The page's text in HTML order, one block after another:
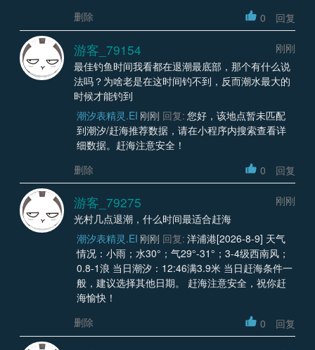
删除
0 回复
游客_79154
刚刚
最佳钓鱼时间我看都在退潮最底部，那个有什么说
法吗？为啥老是在这时间钓不到，反而潮水最大的
时候才能钓到
潮汐表精灵.EI 刚刚 回复: 您好，该地点暂未匹配
到潮汐/赶海推荐数据，请在小程序内搜索查看详
细数据。赶海注意安全！
删除
0 回复
游客_79275
刚刚
光村几点退潮，什么时间最适合赶海
潮汐表精灵.EI 刚刚 回复: 洋浦港[2026-8-9] 天气
情况：小雨；水30°；气29°-31°；3-4级西南风；
0.8-1浪 当日潮汐：12:46满3.9米 当日赶海条件一
般，建议选择其他日期。 赶海注意安全，祝你赶
海愉快！
删除
0 回复